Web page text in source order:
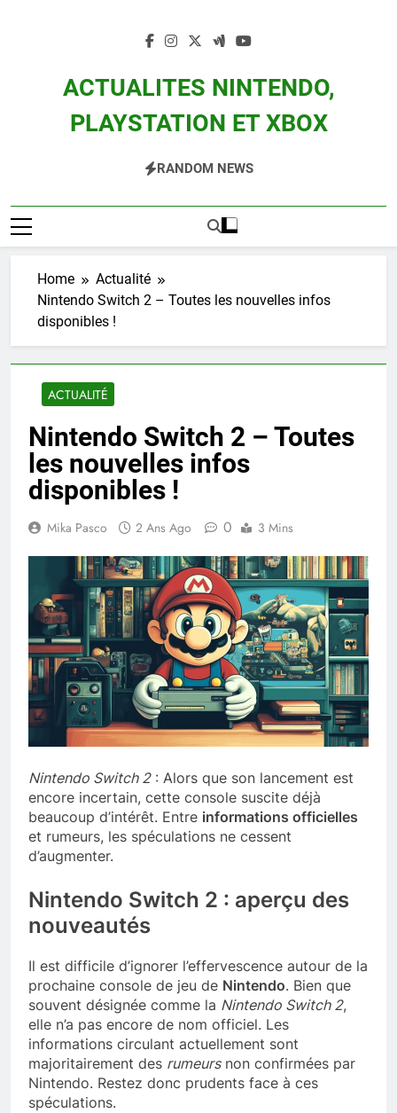
ACTUALITES NINTENDO,
PLAYSTATION ET XBOX
Zelda, Splatoon, Pokemon Entre Autres
RANDOM NEWS
Home
Actualité
Nintendo Switch 2 – Toutes les nouvelles infos
disponibles !
ACTUALITÉ
Nintendo Switch 2 – Toutes
les nouvelles infos
disponibles !
Mika Pasco 2 Ans Ago 0 3 Mins
Nintendo Switch 2: Alors que son lancement est
encore incertain, cette console suscite déjà
beaucoup d’intérêt. Entre informations officielles
et rumeurs, les spéculations ne cessent
d’augmenter.
Nintendo Switch 2 : aperçu des
nouveautés
Il est difficile d’ignorer l’effervescence autour de la
prochaine console de jeu de Nintendo. Bien que
souvent désignée comme la Nintendo Switch 2,
elle n’a pas encore de nom officiel. Les
informations circulant actuellement sont
majoritairement des rumeursnon confirmées par
Nintendo. Restez donc prudents face à ces
spéculations.